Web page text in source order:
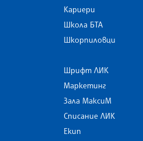
Кариери
Школа БТА
Шкорпиловци
Шрифт ЛИК
Маркетинг
Зала МаксиМ
Списание ЛИК
Екип